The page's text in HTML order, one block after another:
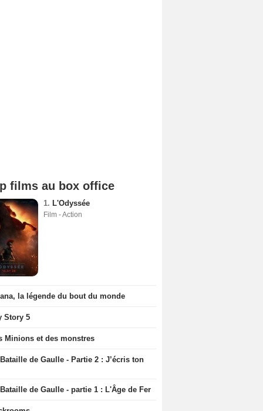
films au box office
1. L'Odyssée
Film - Action
la légende du bout du monde
Story 5
Minions et des monstres
de Gaulle - Partie 2 : J’écris ton
de Gaulle - partie 1 : L'Âge de Fer